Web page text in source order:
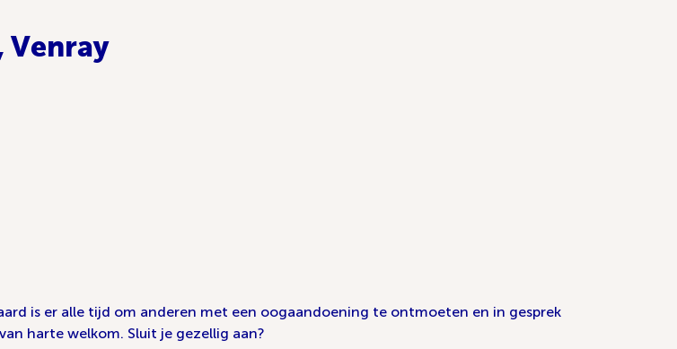
Venray
is er alle tijd om anderen met een oogaandoening te ontmoeten en in gesprek
harte welkom. Sluit je gezellig aan?